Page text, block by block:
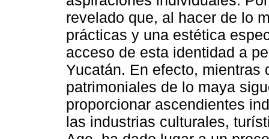
revelado que, al hacer de lo
prácticas y una estética
acceso de esta identidad a
Yucatán. En efecto, mientras
patrimoniales de lo maya
proporcionar ascendientes
las industrias culturales,